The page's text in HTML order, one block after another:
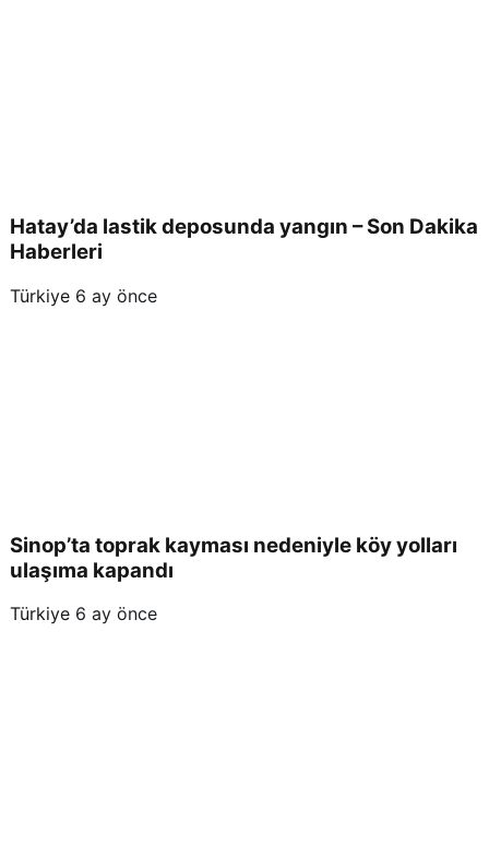
Hatay’da lastik deposunda yangın – Son Dakika
Haberleri
Türkiye 6 ay önce
Sinop’ta toprak kayması nedeniyle köy yolları
ulaşıma kapandı
Türkiye 6 ay önce